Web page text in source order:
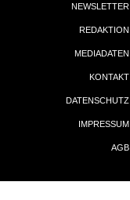
NEWSLETTER
REDAKTION
MEDIADATEN
KONTAKT
DATENSCHUTZ
IMPRESSUM
AGB